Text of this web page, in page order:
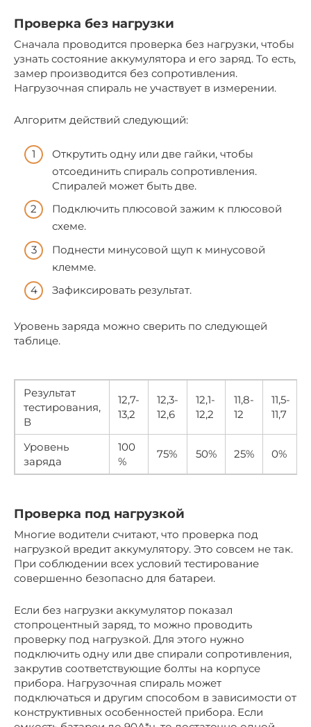
Проверка без нагрузки
Сначала проводится проверка без нагрузки, чтобы
узнать состояние аккумулятора и его заряд. То есть,
замер производится без сопротивления.
Нагрузочная спираль не участвует в измерении.
Алгоритм действий следующий:
Открутить одну или две гайки, чтобы
отсоединить спираль сопротивления.
Спиралей может быть две.
Подключить плюсовой зажим к плюсовой
схеме.
Поднести минусовой щуп к минусовой
клемме.
Зафиксировать результат.
Уровень заряда можно сверить по следующей
таблице.
Результат
тестирования,
В
12,7-
13,2
12,3-
12,6
12,1-
12,2
11,8-
12
11,5-
11,7
Уровень
заряда
100
%
75% 50% 25% 0%
Проверка под нагрузкой
Многие водители считают, что проверка под
нагрузкой вредит аккумулятору. Это совсем не так.
При соблюдении всех условий тестирование
совершенно безопасно для батареи.
Если без нагрузки аккумулятор показал
стопроцентный заряд, то можно проводить
проверку под нагрузкой. Для этого нужно
подключить одну или две спирали сопротивления,
закрутив соответствующие болты на корпусе
прибора. Нагрузочная спираль может
подключаться и другим способом в зависимости от
конструктивных особенностей прибора. Если